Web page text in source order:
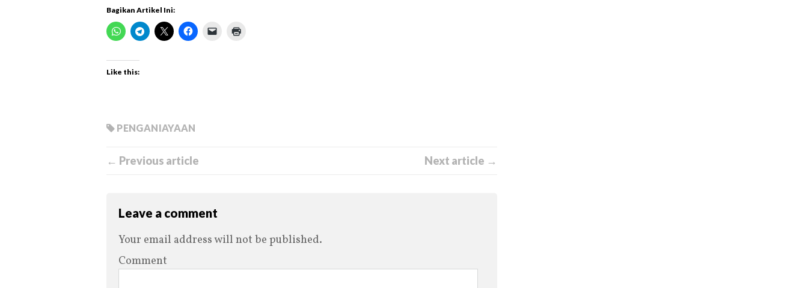
Bagikan Artikel Ini:
Like this:
PENGANIAYAAN
← Previous article Next article →
Leave a comment
Your email address will not be published.
Comment